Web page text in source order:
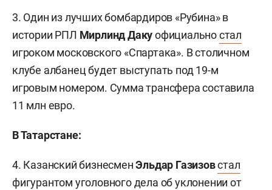
3. Один из лучших бомбардиров «Рубина» в
истории РПЛ Мирлинд Дакуофициальностал
игроком московского «Спартака». В столичном
клубе албанец будет выступать под 19-м
игровым номером. Сумма трансфера составила
11 млн евро.
В Татарстане:
4. Казанский бизнесменЭльдар Газизовстал
фигурантом уголовного дела об уклонении от